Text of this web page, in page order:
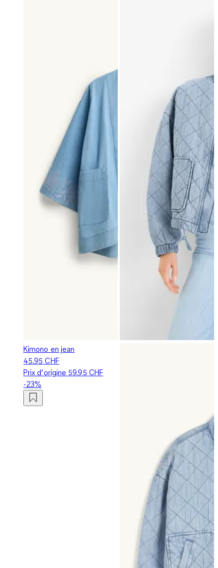
Kimono en jean
45.95 CHF
Prix d‘origine 59.95 CHF
-23%